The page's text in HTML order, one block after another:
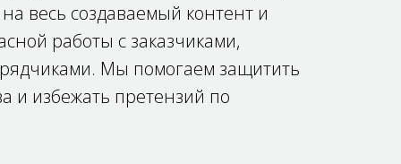
весь создаваемый контент и
работы с заказчиками,
Мы помогаем защитить
и избежать претензий по